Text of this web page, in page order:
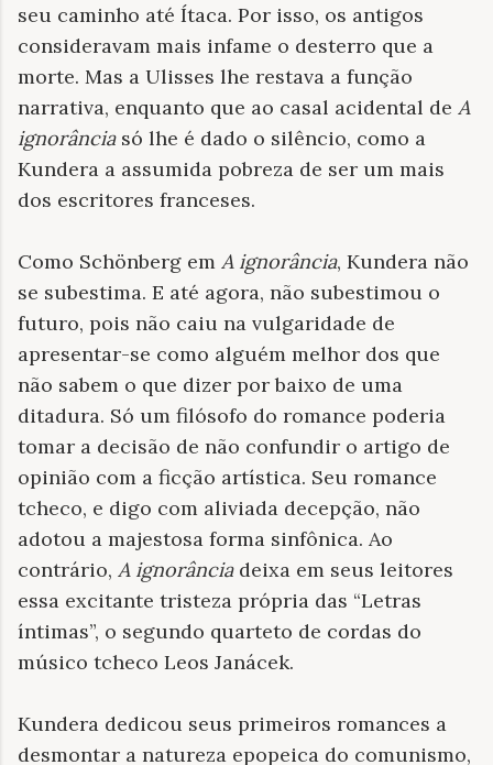
seu caminho até Ítaca. Por isso, os antigos
consideravam mais infame o desterro que a
morte. Mas a Ulisses lhe restava a função
narrativa, enquanto que ao casal acidental de A
ignorânciasó lhe é dado o silêncio, como a
Kundera a assumida pobreza de ser um mais
dos escritores franceses.
Como Schönberg em A ignorância, Kundera não
se subestima. E até agora, não subestimou o
futuro, pois não caiu na vulgaridade de
apresentar-se como alguém melhor dos que
não sabem o que dizer por baixo de uma
ditadura. Só um filósofo do romance poderia
tomar a decisão de não confundir o artigo de
opinião com a ficção artística. Seu romance
tcheco, e digo com aliviada decepção, não
adotou a majestosa forma sinfônica. Ao
contrário, A ignorânciadeixa em seus leitores
essa excitante tristeza própria das “Letras
íntimas”, o segundo quarteto de cordas do
músico tcheco Leos Janácek.
Kundera dedicou seus primeiros romances a
desmontar a natureza epopeica do comunismo,